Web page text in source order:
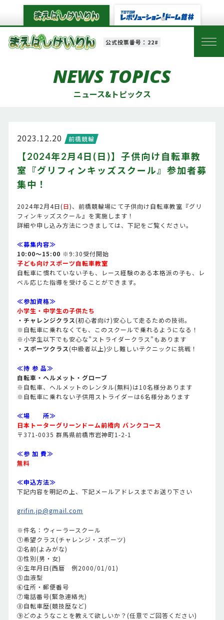
公式投票番号：22#
NEWS TOPICS
ニュース&トピックス
2023.12.20 前橋競輪
【2024年2月4日(日)】子供向け自転車教
室『グリフィンキッズスクール』参加者募
集中！
2024年2月4日(日)、前橋競輪場にて子供向け自転車教室『グリ
フィンキッズスクール』を実施します！
詳細や申し込み方法につきましては、下記をご覧ください。
≪募集内容≫
10:00～15:00 ※9:30受付開始
子ども向けスポーツ自転車教室
自転車に慣れていない子も、レース経験のある本格派の子も、レ
ベル応じた指導を受けることができます。
≪参加資格≫
小学生・中学生の子供たち
・チャレンジクラス(初心者向け)安心して走るための技術。
※自転車に乗れなくても、このスクールで乗れるようになる！
※小学生以下でも安心な”ストライダークラス”もあります
・スポーツクラス(中級者以上)少し難しいテクニックに挑戦！
≪持 参 品≫
自転車・ヘルメット・グローブ
※自転車、ヘルメットのレンタル(無料)は10名様分あります
※自転車に乗れない子供用ストライダーは6名様分あります
≪場 所≫
日本トーターグリーンドーム前橋内 バンクコース
〒371-0035 群馬県前橋市岩神町1-2-1
≪参 加 費≫
無料
≪申込方法≫
下記内容を明記の上、下記メールアドレスまでお送り下さい
grifin.jp@gmail.com
※件名：ウィーラースクール
①希望クラス(チャレンジ・スポーツ)
②名前(よみがな)
③性別(男・女)
④生年月日(西暦 例2000/01/01)
⑤血液型
⑥住所・郵便番号
⑦電話番号(緊急連絡先)
⑧自転車歴(競技歴など)
⑨どのようなことを教えて欲しいか？(任意でご回答ください)